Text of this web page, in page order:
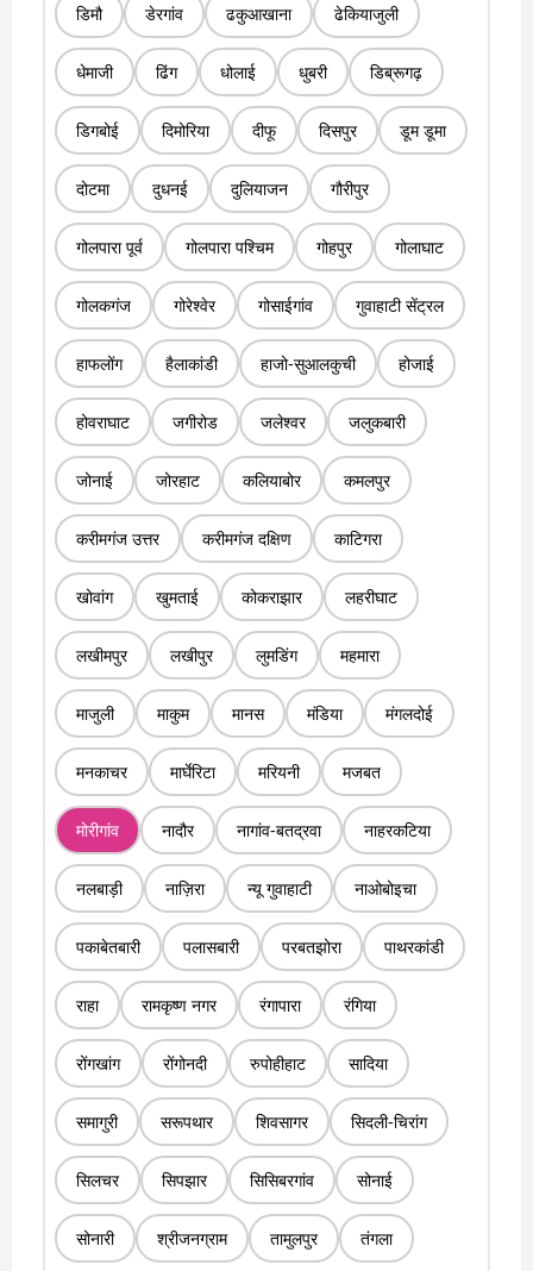
डिमौ डेरगांव ढकुआखाना ढेकियाजुली
धेमाजी ढिंग धोलाई धुबरी डिब्रूगढ़
डिगबोई दिमोरिया दीफू दिसपुर डूम डूमा
दोटमा दुधनई दुलियाजन गौरीपुर
गोलपारा पूर्व गोलपारा पश्चिम गोहपुर गोलाघाट
गोलकगंज गोरेश्वेर गोसाईगांव गुवाहाटी सेंट्रल
हाफलोंग हैलाकांडी हाजो-सुआलकुची होजाई
होवराघाट जगीरोड जलेश्वर जलुकबारी
जोनाई जोरहाट कलियाबोर कमलपुर
करीमगंज उत्तर करीमगंज दक्षिण काटिगरा
खोवांग खुमताई कोकराझार लहरीघाट
लखीमपुर लखीपुर लुमडिंग महमारा
माजुली माकुम मानस मंडिया मंगलदोई
मनकाचर मार्घेरिटा मरियनी मजबत
मोरीगांव नादौर नागांव-बतद्रवा नाहरकटिया
नलबाड़ी नाज़िरा न्यू गुवाहाटी नाओबोइचा
पकाबेतबारी पलासबारी परबतझोरा पाथरकांडी
राहा रामकृष्ण नगर रंगापारा रंगिया
रोंगखांग रोंगोनदी रुपोहीहाट सादिया
समागुरी सरूपथार शिवसागर सिदली-चिरांग
सिलचर सिपझार सिसिबरगांव सोनाई
सोनारी श्रीजनग्राम तामुलपुर तंगला